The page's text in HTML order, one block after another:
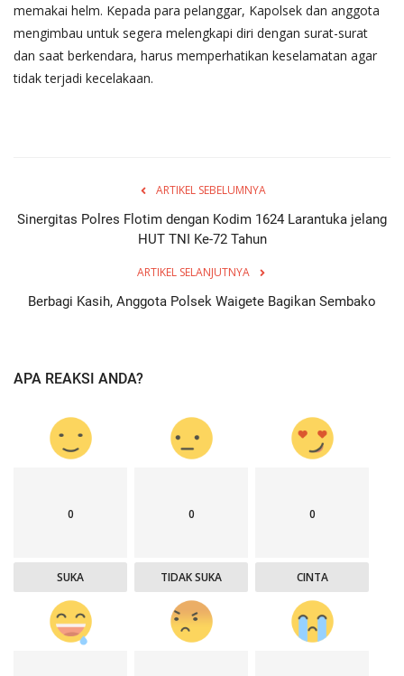
memakai helm. Kepada para pelanggar, Kapolsek dan anggota
mengimbau untuk segera melengkapi diri dengan surat-surat
dan saat berkendara, harus memperhatikan keselamatan agar
tidak terjadi kecelakaan.
ARTIKEL SEBELUMNYA
Sinergitas Polres Flotim dengan Kodim 1624 Larantuka jelang
HUT TNI Ke-72 Tahun
ARTIKEL SELANJUTNYA
Berbagi Kasih, Anggota Polsek Waigete Bagikan Sembako
APA REAKSI ANDA?
0
SUKA
0
TIDAK SUKA
0
CINTA